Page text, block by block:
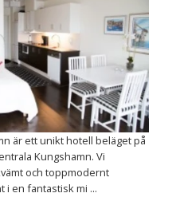
är ett unikt hotell beläget på
Kungshamn. Vi
och toppmodernt
i en fantastisk mi ...